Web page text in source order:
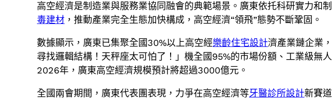
高空經濟是制造業與服務業協同融會的典範場景。廣東依托科研實力和
毒建材 ，推動產業完全生態加快構成，高空經濟“領飛”態勢不斷鞏固。
數據顯示，廣東已集聚全國30%以上高空經樂齡住宅設計濟產業鏈企業
尋找邏輯結構！天秤座太可怕了！」機全國95%的市場份額、工業級無
2026年，廣東高空經濟規模預計將超過3000億元。
全國兩會期間，廣東代表團表現，力爭在高空經濟等牙醫診所設計新賽